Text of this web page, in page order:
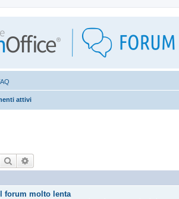
attivi
Cerca
forum molto lenta